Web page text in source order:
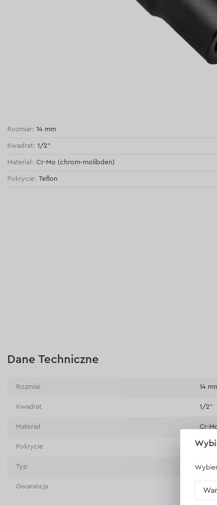
Rozmiar: 14 mm
Kwadrat: 1/2"
Materiał: Cr-Mo (chrom-molibden)
Pokrycie: Teflon
Dane Techniczne
Rozmiar 14
Kwadrat 1/2"
Materiał Cr-
Pokrycie
Typ
Gwarancja